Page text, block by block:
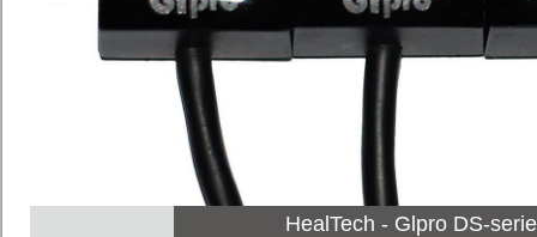
HealTech - Glpro DS-